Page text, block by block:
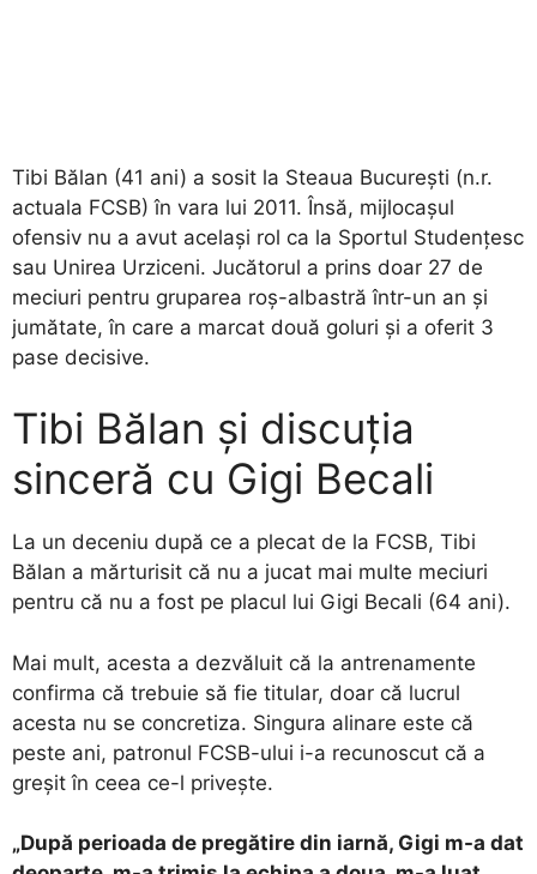
Tibi Bălan (41 ani) a sosit la Steaua București (n.r.
actuala FCSB) în vara lui 2011. Însă, mijlocașul
ofensiv nu a avut același rol ca la Sportul Studențesc
sau Unirea Urziceni. Jucătorul a prins doar 27 de
meciuri pentru gruparea roș-albastră într-un an și
jumătate, în care a marcat două goluri și a oferit 3
pase decisive.
Tibi Bălan și discuția
sinceră cu Gigi Becali
La un deceniu după ce a plecat de la FCSB, Tibi
Bălan a mărturisit că nu a jucat mai multe meciuri
pentru că nu a fost pe placul lui Gigi Becali (64 ani).
Mai mult, acesta a dezvăluit că la antrenamente
confirma că trebuie să fie titular, doar că lucrul
acesta nu se concretiza. Singura alinare este că
peste ani, patronul FCSB-ului i-a recunoscut că a
greșit în ceea ce-l privește.
„După perioada de pregătire din iarnă, Gigi m-a dat